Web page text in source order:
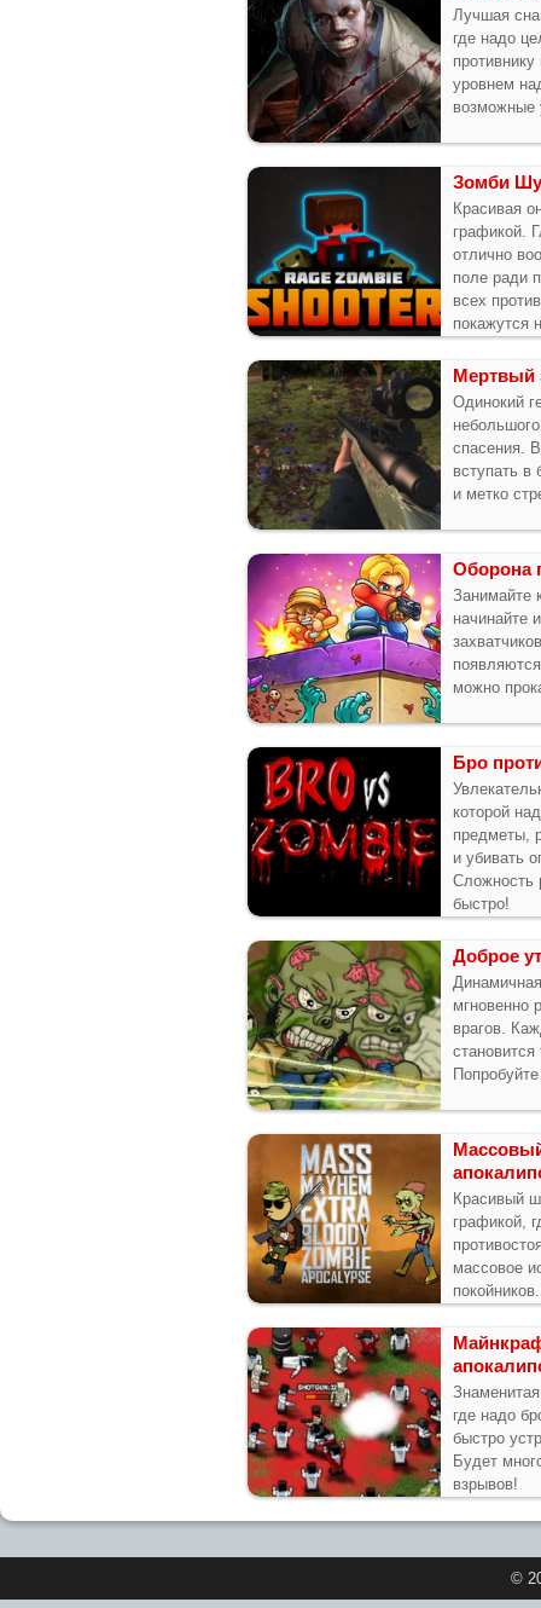
Лучшая
где надо
уровнем
возможные
Зомби
Красивая
графикой.
отлично
поле ради
всех
покажутся
Мертвый
Одинокий
спасения.
вступать в
и метко
Оборона
Занимайте
начинайте
можно
Бро
которой
предметы,
и убивать
Сложность
быстро!
Доброе
мгновенно
врагов.
Красивый
графикой,
массовое
где надо
быстро
Будет
взрывов!
©